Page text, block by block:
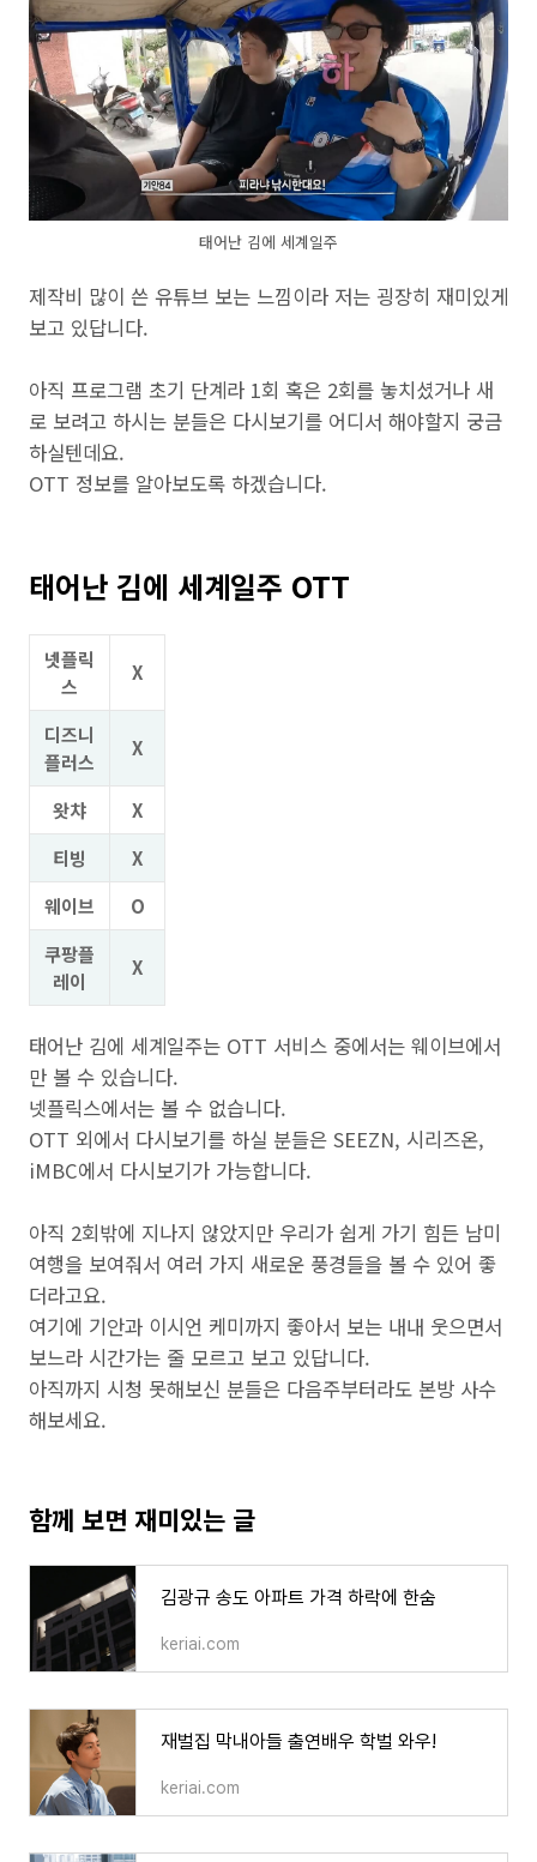
태어난 김에 세계일주
제작비 많이 쓴 유튜브 보는 느낌이라 저는 굉장히 재미있게
보고 있답니다.
아직 프로그램 초기 단계라 1회 혹은 2회를 놓치셨거나 새
로 보려고 하시는 분들은 다시보기를 어디서 해야할지 궁금
하실텐데요.
OTT 정보를 알아보도록 하겠습니다.
태어난 김에 세계일주 OTT
넷플릭
스
X
디즈니
플러스
X
왓챠
X
티빙
X
웨이브
O
쿠팡플
레이
X
태어난 김에 세계일주는 OTT 서비스 중에서는 웨이브에서
만 볼 수 있습니다.
넷플릭스에서는 볼 수 없습니다.
OTT 외에서 다시보기를 하실 분들은 SEEZN, 시리즈온,
iMBC에서 다시보기가 가능합니다.
아직 2회밖에 지나지 않았지만 우리가 쉽게 가기 힘든 남미
여행을 보여줘서 여러 가지 새로운 풍경들을 볼 수 있어 좋
더라고요.
여기에 기안과 이시언 케미까지 좋아서 보는 내내 웃으면서
보느라 시간가는 줄 모르고 보고 있답니다.
아직까지 시청 못해보신 분들은 다음주부터라도 본방 사수
해보세요.
함께 보면 재미있는 글
김광규 송도 아파트 가격 하락에 한숨
keriai.com
재벌집 막내아들 출연배우 학벌 와우!
keriai.com